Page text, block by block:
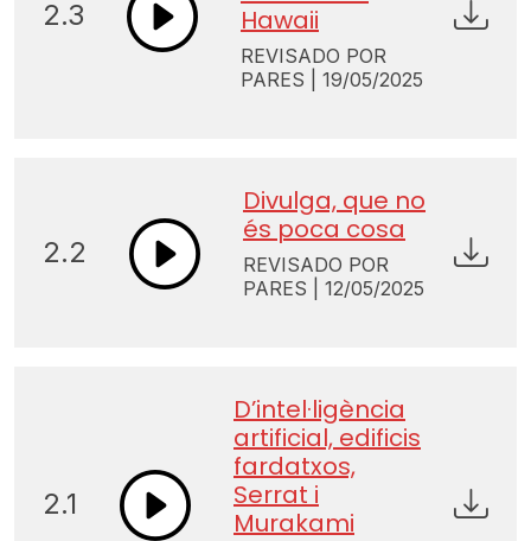
2.3
Hawaii
REVISADO POR
PARES | 19/05/2025
2.2
Divulga, que no
és poca cosa
REVISADO POR
PARES | 12/05/2025
2.1
D’intel·ligència
artificial, edificis
fardatxos,
Serrat i
Murakami